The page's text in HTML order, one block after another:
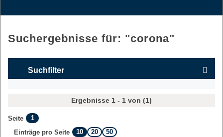
Suchergebnisse für: "corona"
Suchfilter
Ergebnisse 1 - 1 von (1)
Seite
1
Einträge pro Seite
10 20 50